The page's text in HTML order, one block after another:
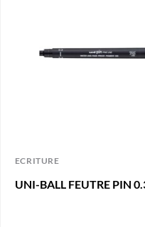
ECRITURE
UNI-BALL FEUTRE PIN